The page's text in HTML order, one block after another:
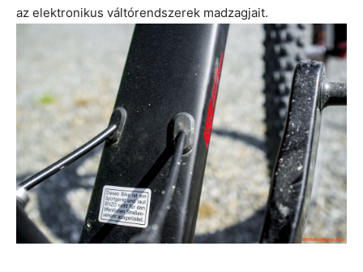
az elektronikus váltórendszerek madzagjait.